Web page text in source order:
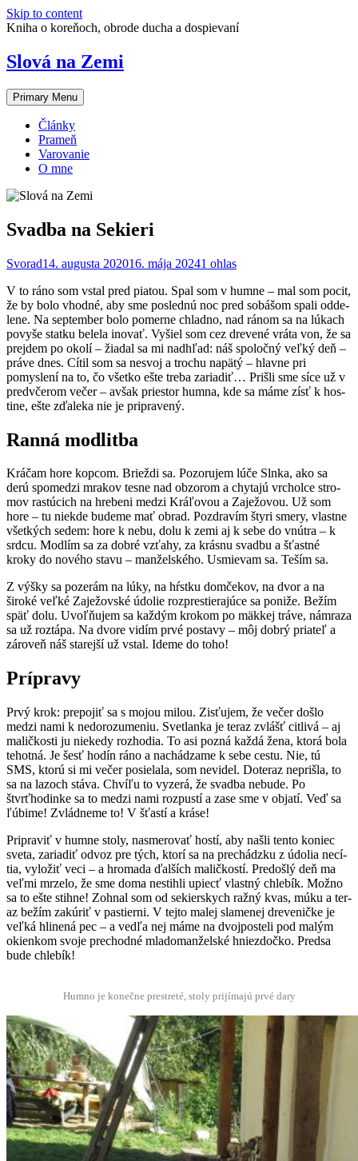
Skip to content
Kniha o koreňoch, obrode ducha a dospievaní
Slová na Zemi
Primary Menu
Články
Prameň
Varovanie
O mne
Svadba na Sekieri
Svorad14. augusta 202016. mája 20241 ohlas
V to ráno som vstal pred pia­tou. Spal som v humne – mal som poc­it,
že by bolo vhod­né, aby sme posled­nú noc pred sobášom spali odd­e­
lene. Na sep­tem­ber bolo pomerne chlad­no, nad ránom sa na lúkach
povyše statku belela ino­vať. Vyšiel som cez drevené vrá­ta von, že sa
pre­j­dem po okolí – žiadal sa mi nad­hľad: náš spoločný veľký deň –
práve dnes. Cítil som sa nesvoj a trochu napätý – hlavne pri
pomyslení na to, čo všetko ešte tre­ba zari­adiť… Prišli sme síce už v
pred­včerom večer – avšak priestor hum­na, kde sa máme zísť k hos­
tine, ešte zďale­ka nie je pripravený.
Ranná modlitba
Kráčam hore kop­com. Briež­di sa. Pozoru­jem lúče Sln­ka, ako sa
derú spomedzi mrakov tesne nad obzorom a chy­ta­jú vrcholce stro­
mov rastú­ci­ch na hrebeni medzi Kráľovou a Zaježovou. Už som
hore – tu niekde budeme mať obrad. Poz­dravím štyri smery, vlastne
všetkých sedem: hore k nebu, dolu k zemi aj k sebe do vnú­tra – k
srd­cu. Mod­lím sa za dobré vzťahy, za krás­nu svad­bu a šťast­né
kroky do nového stavu – manžel­ského. Usmievam sa. Teším sa.
Z výšky sa poz­erám na lúky, na hŕstku domčekov, na dvor a na
široké veľké Zaježovské údolie rozprestier­a­júce sa poniže. Bežím
späť dolu. Uvoľňu­jem sa každým krokom po mäkkej tráve, nám­raza
sa už roztá­pa. Na dvore vidím prvé postavy – môj dobrý pri­ateľ a
zároveň náš stare­jší už vstal. Ideme do toho!
Prípravy
Prvý krok: pre­po­jiť sa s mojou milou. Zisťu­jem, že večer doš­lo
medzi nami k nedorozu­me­niu. Svet­lanka je ter­az zvlášť citlivá – aj
mal­ičkosti ju niekedy rozho­dia. To asi pozná každá žena, ktorá bola
tehot­ná. Je šesť hodín ráno a nachádzame k sebe ces­tu. Nie, tú
SMS, ktorú si mi večer posielala, som nev­idel. Doter­az neprišla, to
sa na lazoch stá­va. Chvíľu to vyz­erá, že svad­ba neb­ude. Po
štvrťhodinke sa to medzi nami roz­pustí a zase sme v objatí. Veď sa
ľúbime! Zvlád­neme to! V šťastí a kráse!
Priprav­iť v humne stoly, nas­merovať hostí, aby našli ten­to koniec
sve­ta, zari­adiť odvoz pre tých, ktorí sa na prechádzku z údo­lia necí­
tia, vyložiť veci – a hro­ma­da ďalších mal­ičkostí. Pre­došlý deň ma
veľ­mi mrze­lo, že sme doma nestih­li upiecť vlast­ný chle­bík. Možno
sa to ešte sti­hne! Zohnal som od sekier­skych ražný kvas, múku a ter­
az bežím zakúriť v pastierni. V tej­to malej slamenej dreveničke je
veľká hli­nená pec – a vedľa nej máme na dvo­j­posteli pod malým
okienkom svo­je pre­chod­né mlado­manžel­ské hniez­dočko. Pred­sa
bude chlebík!
Hum­no je konečne pre­streté, stoly pri­jí­ma­jú prvé dary